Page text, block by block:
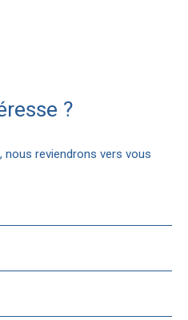
?
nous reviendrons vers vous